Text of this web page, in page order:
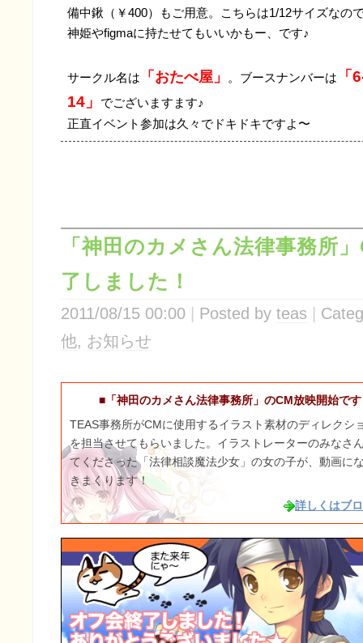
備中鍬（￥400）もご用意。こちらは1/12サイズなの
神姫やfigmaに持たせてもいいかもー、です♪
サークル名は 「おたべ屋」 。ブースナンバーは
「
14」
でございますます♪
正直イベント参加は久々でドキドキですよ〜
「神田のカメさん法律事務所
了しました！
2011/08/15 00:00 Posted by teas
他, お知らせ
■「神田のカメさん法律事務所」のCM放映開始で
TEAS事務所がCMに使用するイラスト素材のディレクシ
を担当させてもらいました。イラストレーターのみなさ
てくださった「法律相談魔法少女」の女の子が、動画に
きまくります！
詳しくはブ